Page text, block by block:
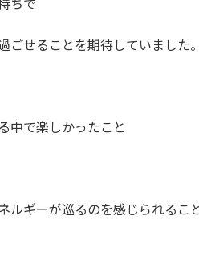
ちで
ごせることを期待していました
中で楽しかったこと
ルギーが巡るのを感じられるこ